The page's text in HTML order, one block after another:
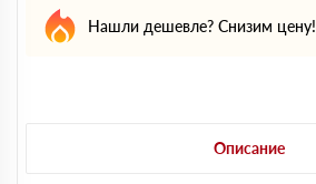
Нашли дешевле? Снизим цену!
Описание